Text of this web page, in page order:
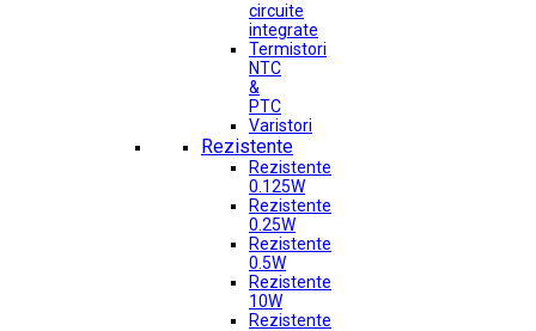
circuite
integrate
Termistori
NTC
&
PTC
Varistori
Rezistente
Rezistente
0.125W
Rezistente
0.25W
Rezistente
0.5W
Rezistente
10W
Rezistente